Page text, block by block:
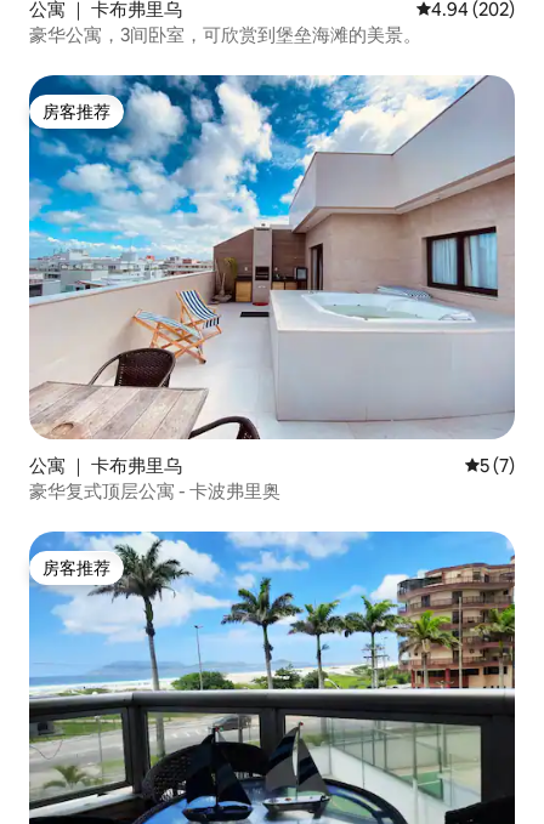
公寓 ｜ 卡布弗里乌 平均评分 4.94
4.94 (202)
豪华公寓，3间卧室，可欣赏到堡垒海滩的美景。
房客推荐
房客推荐
公寓 ｜ 卡布弗里乌 平均评分
5 (7)
豪华复式顶层公寓 - 卡波弗里奥
房客推荐
房客推荐